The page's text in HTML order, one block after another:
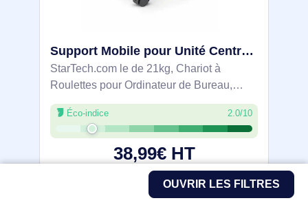
OUVRIR LES FILTRES
Support Mobile pour Unité Centrale, Support Mobile pour Unité Centrale PC à Roulettes, Charge Maxima - CPUMOBILESTND
StarTech.com le de 21kg, Chariot à
Roulettes pour Ordinateur de Bureau,
Chariot en Acier, Support Réglable. Type:
Support CPU de chariot, Type de châssis
recommandé: Tower, Capacité de charge
Éco-indice 2.0/10
38,99€ HT
46,78€ TTC